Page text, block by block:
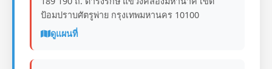
ป้อมปราบศัตรูพ่าย กรุงเทพมหานคร 10100
ดูแผนที่